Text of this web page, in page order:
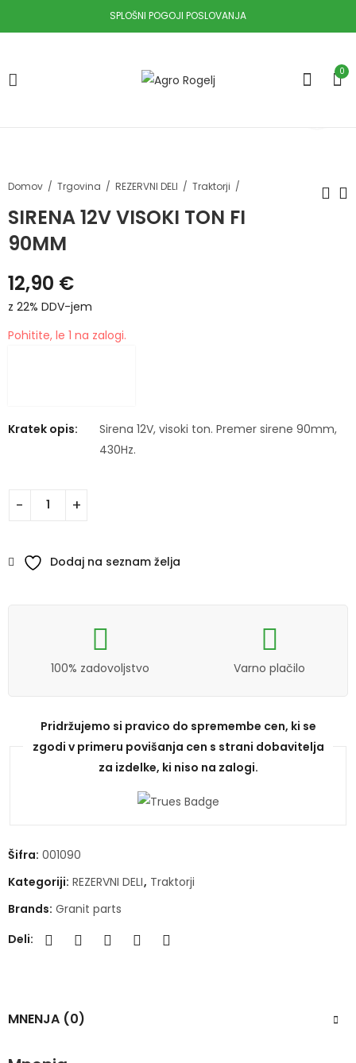
SPLOŠNI POGOJI POSLOVANJA
0
Domov Trgovina REZERVNI DELI Traktorji
SIRENA 12V VISOKI TON FI
90MM
12,90 €
z 22% DDV-jem
Pohitite, le 1 na zalogi.
Kratek opis:
Sirena 12V, visoki ton. Premer sirene 90mm,
430Hz.
Dodaj na seznam želja
100% zadovoljstvo Varno plačilo
Pridržujemo si pravico do spremembe cen, ki se
zgodi v primeru povišanja cen s strani dobavitelja
za izdelke, ki niso na zalogi.
Šifra: 001090
Kategoriji: REZERVNI DELI, Traktorji
Brands: Granit parts
Deli:
MNENJA (0)